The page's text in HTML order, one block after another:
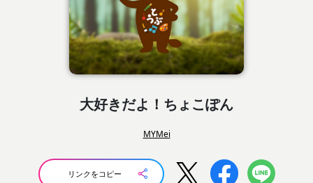
大好きだよ！ちょこぽん
MYMei
リンクをコピー